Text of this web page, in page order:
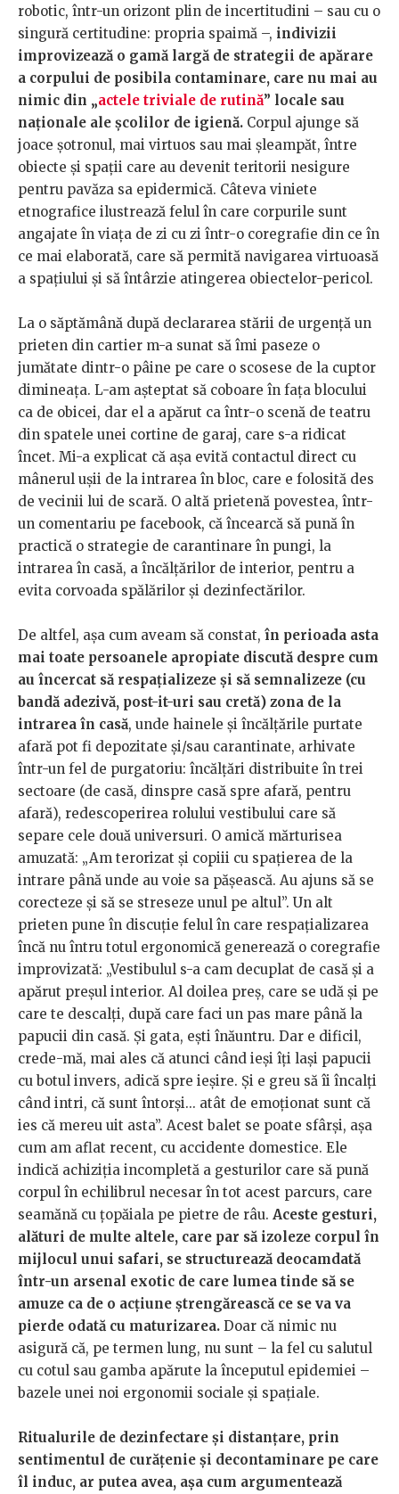
robotic, într-un orizont plin de incertitudini – sau cu o
singură certitudine: propria spaimă –, indivizii
improvizează o gamă largă de strategii de apărare
a corpului de posibila contaminare, care nu mai au
nimic din „actele triviale de rutină” locale sau
naționale ale școlilor de igienă. Corpul ajunge să
joace șotronul, mai virtuos sau mai șleampăt, între
obiecte și spații care au devenit teritorii nesigure
pentru pavăza sa epidermică. Câteva viniete
etnografice ilustrează felul în care corpurile sunt
angajate în viața de zi cu zi într-o coregrafie din ce în
ce mai elaborată, care să permită navigarea virtuoasă
a spațiului și să întârzie atingerea obiectelor-pericol.
La o săptămână după declararea stării de urgență un
prieten din cartier m-a sunat să îmi paseze o
jumătate dintr-o pâine pe care o scosese de la cuptor
dimineața. L-am așteptat să coboare în fața blocului
ca de obicei, dar el a apărut ca într-o scenă de teatru
din spatele unei cortine de garaj, care s-a ridicat
încet. Mi-a explicat că așa evită contactul direct cu
mânerul ușii de la intrarea în bloc, care e folosită des
de vecinii lui de scară. O altă prietenă povestea, într-
un comentariu pe facebook, că încearcă să pună în
practică o strategie de carantinare în pungi, la
intrarea în casă, a încălțărilor de interior, pentru a
evita corvoada spălărilor și dezinfectărilor.
De altfel, așa cum aveam să constat, în perioada asta
mai toate persoanele apropiate discută despre cum
au încercat să respațializeze și să semnalizeze (cu
bandă adezivă, post-it-uri sau cretă) zona de la
intrarea în casă, unde hainele și încălțările purtate
afară pot fi depozitate și/sau carantinate, arhivate
într-un fel de purgatoriu: încălțări distribuite în trei
sectoare (de casă, dinspre casă spre afară, pentru
afară), redescoperirea rolului vestibului care să
separe cele două universuri. O amică mărturisea
amuzată: „Am terorizat și copiii cu spațierea de la
intrare până unde au voie sa pășească. Au ajuns să se
corecteze și să se streseze unul pe altul”. Un alt
prieten pune în discuție felul în care respațializarea
încă nu întru totul ergonomică generează o coregrafie
improvizată: „Vestibulul s-a cam decuplat de casă și a
apărut preșul interior. Al doilea preș, care se udă și pe
care te descalți, după care faci un pas mare până la
papucii din casă. Și gata, ești înăuntru. Dar e dificil,
crede-mă, mai ales că atunci când ieși îți lași papucii
cu botul invers, adică spre ieșire. Și e greu să îi încalți
când intri, că sunt întorși... atât de emoționat sunt că
ies că mereu uit asta”. Acest balet se poate sfârși, așa
cum am aflat recent, cu accidente domestice. Ele
indică achiziția incompletă a gesturilor care să pună
corpul în echilibrul necesar în tot acest parcurs, care
seamănă cu țopăiala pe pietre de râu. Aceste gesturi,
alături de multe altele, care par să izoleze corpul în
mijlocul unui safari, se structurează deocamdată
într-un arsenal exotic de care lumea tinde să se
amuze ca de o acțiune ștrengărească ce se va va
pierde odată cu maturizarea. Doar că nimic nu
asigură că, pe termen lung, nu sunt – la fel cu salutul
cu cotul sau gamba apărute la începutul epidemiei –
bazele unei noi ergonomii sociale și spațiale.
Ritualurile de dezinfectare și distanțare, prin
sentimentul de curăţenie și decontaminare pe care
îl induc, ar putea avea, așa cum argumentează